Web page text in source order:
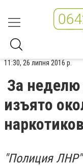
11:30, 26 липня 2016 р.
За
изъято
наркотиков
"Полиция